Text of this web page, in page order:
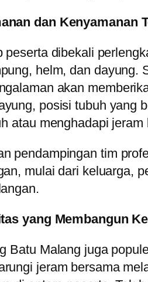
dan Kenyamanan
peserta dibekali
helm, dan dayung.
akan
posisi tubuh yang
atau menghadapi jeram
pendampingan tim
mulai dari keluarga,
yang Membangun
Batu Malang juga
jeram bersama